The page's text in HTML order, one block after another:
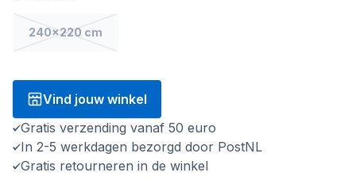
240x220 cm
Vind jouw winkel
Gratis verzending vanaf 50 euro
In 2-5 werkdagen bezorgd door PostNL
Gratis retourneren in de winkel